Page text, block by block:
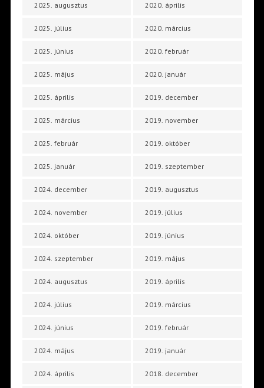
2025. augusztus
2025. július
2025. június
2025. május
2025. április
2025. március
2025. február
2025. január
2024. december
2024. november
2024. október
2024. szeptember
2024. augusztus
2024. július
2024. június
2024. május
2024. április
2020. április
2020. március
2020. február
2020. január
2019. december
2019. november
2019. október
2019. szeptember
2019. augusztus
2019. július
2019. június
2019. május
2019. április
2019. március
2019. február
2019. január
2018. december